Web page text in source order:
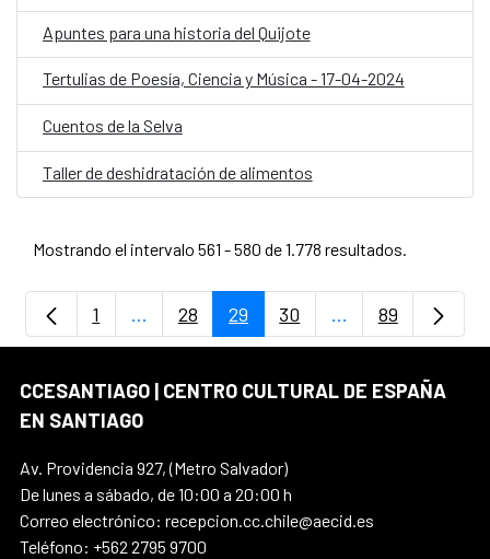
Apuntes para una historia del Quijote
Tertulias de Poesía, Ciencia y Música - 17-04-2024
Cuentos de la Selva
Taller de deshidratación de alimentos
Mostrando el intervalo 561 - 580 de 1.778 resultados.
Página
1 ...Páginas intermedias Use TAB para
Página
28 Página
29 Página
30 ...PáginasPágina
89
CCESANTIAGO | CENTRO CULTURAL DE ESPAÑA
EN SANTIAGO
Av. Providencia 927, (Metro Salvador)
De lunes a sábado, de 10:00 a 20:00 h
Correo electrónico: recepcion.cc.chile@aecid.es
Teléfono: +562 2795 9700